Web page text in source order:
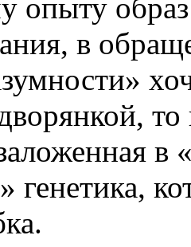
опыту
в
в
генетика,